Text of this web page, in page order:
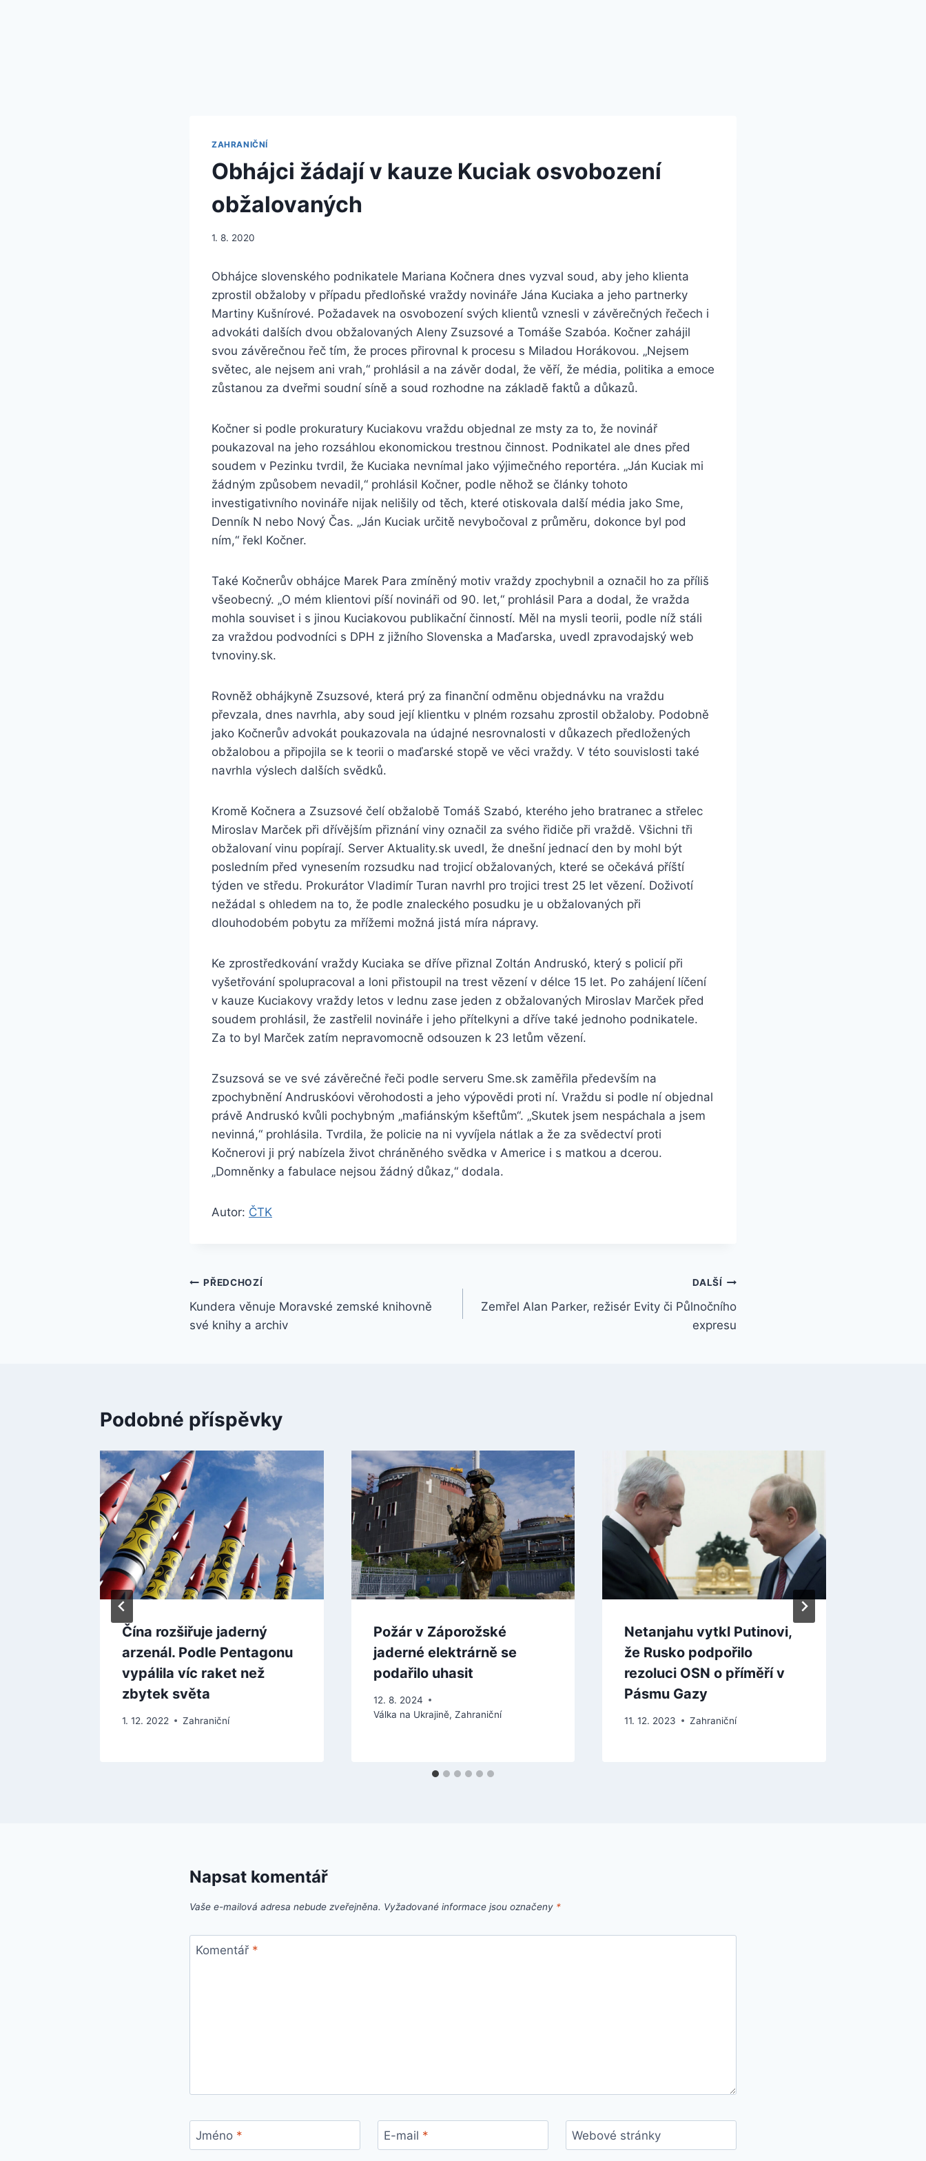
ZAHRANIČNÍ
Obhájci žádají v kauze Kuciak osvobození
obžalovaných
1. 8. 2020
Obhájce slovenského podnikatele Mariana Kočnera dnes vyzval soud, aby jeho klienta
zprostil obžaloby v případu předloňské vraždy novináře Jána Kuciaka a jeho partnerky
Martiny Kušnírové. Požadavek na osvobození svých klientů vznesli v závěrečných řečech i
advokáti dalších dvou obžalovaných Aleny Zsuzsové a Tomáše Szabóa. Kočner zahájil
svou závěrečnou řeč tím, že proces přirovnal k procesu s Miladou Horákovou. „Nejsem
světec, ale nejsem ani vrah,“ prohlásil a na závěr dodal, že věří, že média, politika a emoce
zůstanou za dveřmi soudní síně a soud rozhodne na základě faktů a důkazů.
Kočner si podle prokuratury Kuciakovu vraždu objednal ze msty za to, že novinář
poukazoval na jeho rozsáhlou ekonomickou trestnou činnost. Podnikatel ale dnes před
soudem v Pezinku tvrdil, že Kuciaka nevnímal jako výjimečného reportéra. „Ján Kuciak mi
žádným způsobem nevadil,“ prohlásil Kočner, podle něhož se články tohoto
investigativního novináře nijak nelišily od těch, které otiskovala další média jako Sme,
Denník N nebo Nový Čas. „Ján Kuciak určitě nevybočoval z průměru, dokonce byl pod
ním,“ řekl Kočner.
Také Kočnerův obhájce Marek Para zmíněný motiv vraždy zpochybnil a označil ho za příliš
všeobecný. „O mém klientovi píší novináři od 90. let,“ prohlásil Para a dodal, že vražda
mohla souviset i s jinou Kuciakovou publikační činností. Měl na mysli teorii, podle níž stáli
za vraždou podvodníci s DPH z jižního Slovenska a Maďarska, uvedl zpravodajský web
tvnoviny.sk.
Rovněž obhájkyně Zsuzsové, která prý za finanční odměnu objednávku na vraždu
převzala, dnes navrhla, aby soud její klientku v plném rozsahu zprostil obžaloby. Podobně
jako Kočnerův advokát poukazovala na údajné nesrovnalosti v důkazech předložených
obžalobou a připojila se k teorii o maďarské stopě ve věci vraždy. V této souvislosti také
navrhla výslech dalších svědků.
Kromě Kočnera a Zsuzsové čelí obžalobě Tomáš Szabó, kterého jeho bratranec a střelec
Miroslav Marček při dřívějším přiznání viny označil za svého řidiče při vraždě. Všichni tři
obžalovaní vinu popírají. Server Aktuality.sk uvedl, že dnešní jednací den by mohl být
posledním před vynesením rozsudku nad trojicí obžalovaných, které se očekává příští
týden ve středu. Prokurátor Vladimír Turan navrhl pro trojici trest 25 let vězení. Doživotí
nežádal s ohledem na to, že podle znaleckého posudku je u obžalovaných při
dlouhodobém pobytu za mřížemi možná jistá míra nápravy.
Ke zprostředkování vraždy Kuciaka se dříve přiznal Zoltán Andruskó, který s policií při
vyšetřování spolupracoval a loni přistoupil na trest vězení v délce 15 let. Po zahájení líčení
v kauze Kuciakovy vraždy letos v lednu zase jeden z obžalovaných Miroslav Marček před
soudem prohlásil, že zastřelil novináře i jeho přítelkyni a dříve také jednoho podnikatele.
Za to byl Marček zatím nepravomocně odsouzen k 23 letům vězení.
Zsuzsová se ve své závěrečné řeči podle serveru Sme.sk zaměřila především na
zpochybnění Andruskóovi věrohodosti a jeho výpovědi proti ní. Vraždu si podle ní objednal
právě Andruskó kvůli pochybným „mafiánským kšeftům“. „Skutek jsem nespáchala a jsem
nevinná,“ prohlásila. Tvrdila, že policie na ni vyvíjela nátlak a že za svědectví proti
Kočnerovi ji prý nabízela život chráněného svědka v Americe i s matkou a dcerou.
„Domněnky a fabulace nejsou žádný důkaz,“ dodala.
Autor: ČTK
Navigace
pro
PŘEDCHOZÍ
Kundera věnuje Moravské zemské knihovně
své knihy a archiv
DALŠÍ
Zemřel Alan Parker, režisér Evity či Půlnočního
expresu
Podobné příspěvky
Čína rozšiřuje jaderný
arzenál. Podle Pentagonu
vypálila víc raket než
zbytek světa
1. 12. 2022 Zahraniční
Požár v Záporožské
jaderné elektrárně se
podařilo uhasit
12. 8. 2024
Válka na Ukrajině, Zahraniční
Netanjahu vytkl Putinovi,
že Rusko podpořilo
rezoluci OSN o příměří v
Pásmu Gazy
11. 12. 2023 Zahraniční
Napsat komentář
Vaše e-mailová adresa nebude zveřejněna. Vyžadované informace jsou označeny *
Komentář *
Jméno * E-mail * Webové stránky